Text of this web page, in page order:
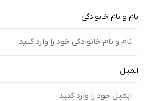
نام و نام خانوادگی
ایمیل